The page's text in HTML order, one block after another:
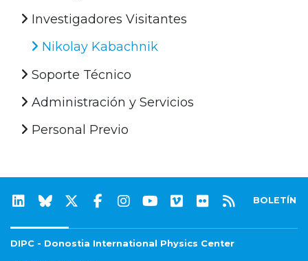
Investigadores Visitantes
Nikolay Kabachnik
Soporte Técnico
Administración y Servicios
Personal Previo
BOLETÍN
DIPC - Donostia International Physics Center